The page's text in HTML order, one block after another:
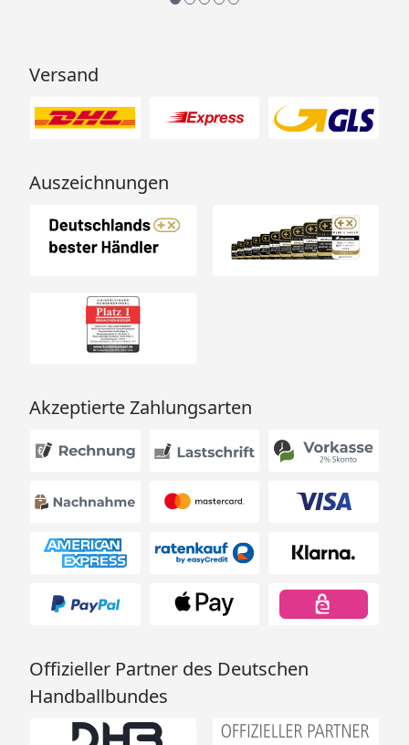
Versand
Auszeichnungen
Akzeptierte Zahlungsarten
Offizieller Partner des Deutschen
Handballbundes